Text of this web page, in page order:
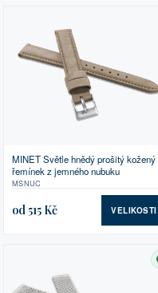
MINET Světle hnědý prošitý kožený
řemínek z jemného nubuku
MSNUC
od 515 Kč VELIKOSTI